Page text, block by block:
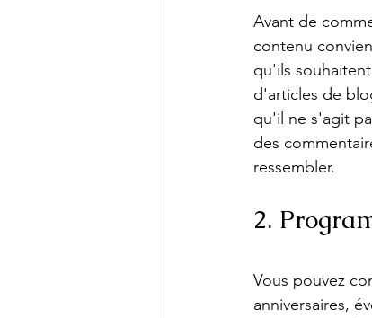
Avant de
contenu
qu'ils
d'articles de
qu'il ne s'agit
des
ressembler.
2.
Vous pouvez
anniversaires,